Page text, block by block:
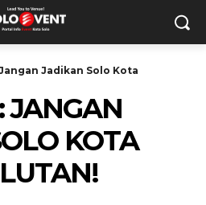
Jadikan Solo Kota
JANGAN
KOTA